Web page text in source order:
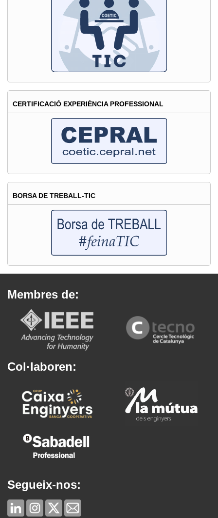
CERTIFICACIÓ EXPERIÈNCIA PROFESSIONAL
BORSA DE TREBALL-TIC
Membres de:
Col·laboren:
Segueix-nos: